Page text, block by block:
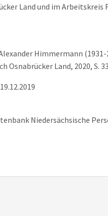
Land und im
Himmermann (1931-
Land, 2020, S.
19.12.2019
Niedersächsische